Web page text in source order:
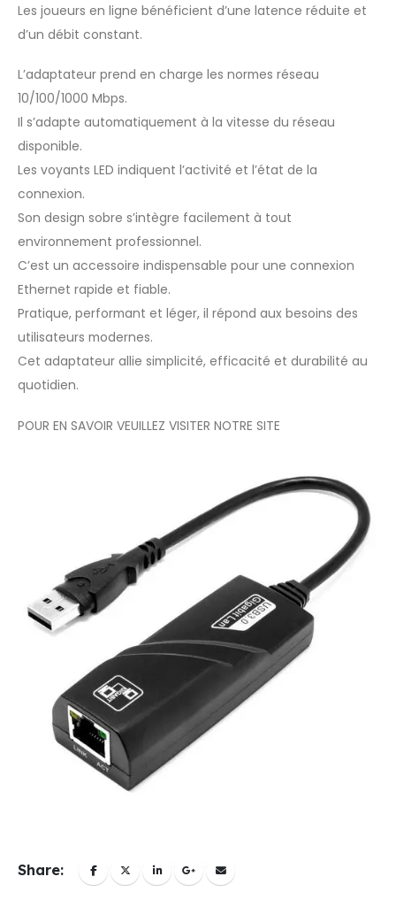
Les joueurs en ligne bénéficient d’une latence réduite et
d’un débit constant.
L’adaptateur prend en charge les normes réseau
10/100/1000 Mbps.
Il s’adapte automatiquement à la vitesse du réseau
disponible.
Les voyants LED indiquent l’activité et l’état de la
connexion.
Son design sobre s’intègre facilement à tout
environnement professionnel.
C’est un accessoire indispensable pour une connexion
Ethernet rapide et fiable.
Pratique, performant et léger, il répond aux besoins des
utilisateurs modernes.
Cet adaptateur allie simplicité, efficacité et durabilité au
quotidien.
POUR EN SAVOIR VEUILLEZ VISITER NOTRE SITE
Share: